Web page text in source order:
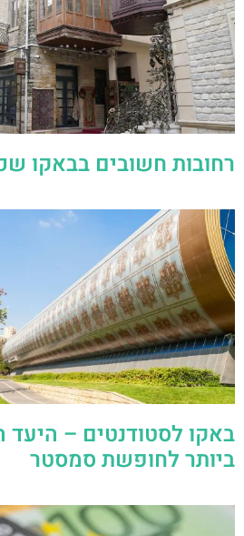
רחובות חשובים בבאקו
באקו לסטודנטים – היעד
ביותר לחופשת סמסטר